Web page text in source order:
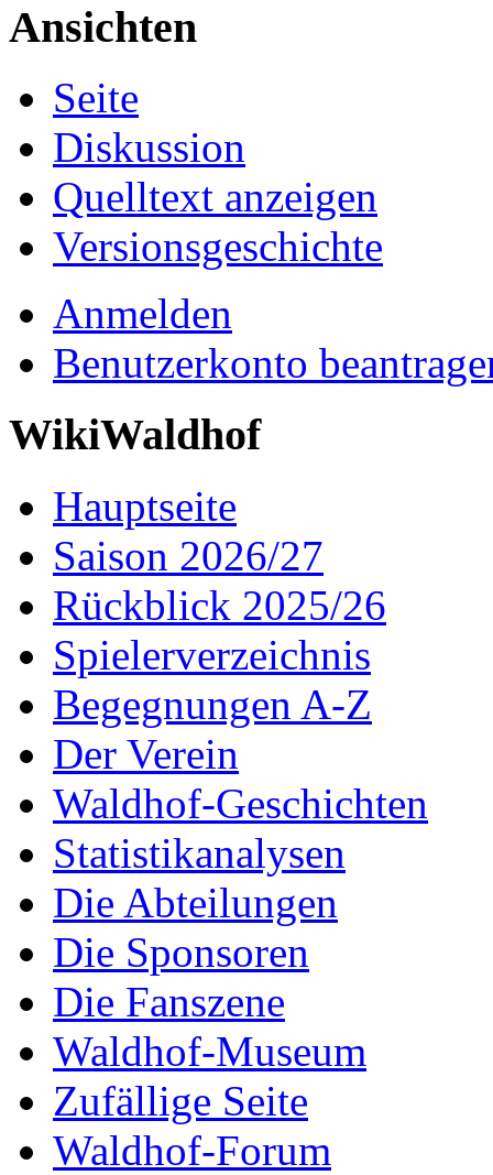
Ansichten
Seite
Diskussion
Quelltext anzeigen
Versionsgeschichte
Anmelden
Benutzerkonto
WikiWaldhof
Hauptseite
Saison 2026/27
Rückblick 2025/26
Spielerverzeichnis
Begegnungen A-Z
Der Verein
Waldhof-Geschichten
Statistikanalysen
Die Abteilungen
Die Sponsoren
Die Fanszene
Waldhof-Museum
Zufällige Seite
Waldhof-Forum